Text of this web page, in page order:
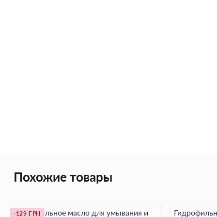
Похожие товары
-129 ГРН
Гидрофильное масло для умывания и